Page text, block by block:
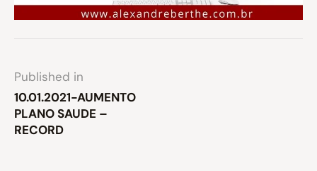
Published in
10.01.2021-AUMENTO
PLANO SAUDE –
RECORD